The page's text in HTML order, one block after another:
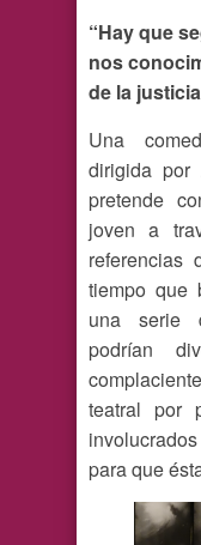
“Hay que
nos
de la
Una
dirigida por
pretende
joven a
referencias
tiempo que
una serie
podrían
teatral por
para que